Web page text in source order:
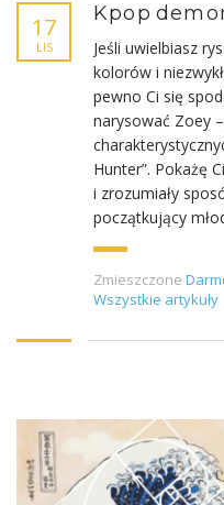
17
LIS
Kpop
Jeśli uwielbiasz
kolorów i
pewno Ci się
narysować Zoey
Hunter”. Pokażę
i zrozumiały
początkujący
Zmieszczone
Wszystkie artykuły